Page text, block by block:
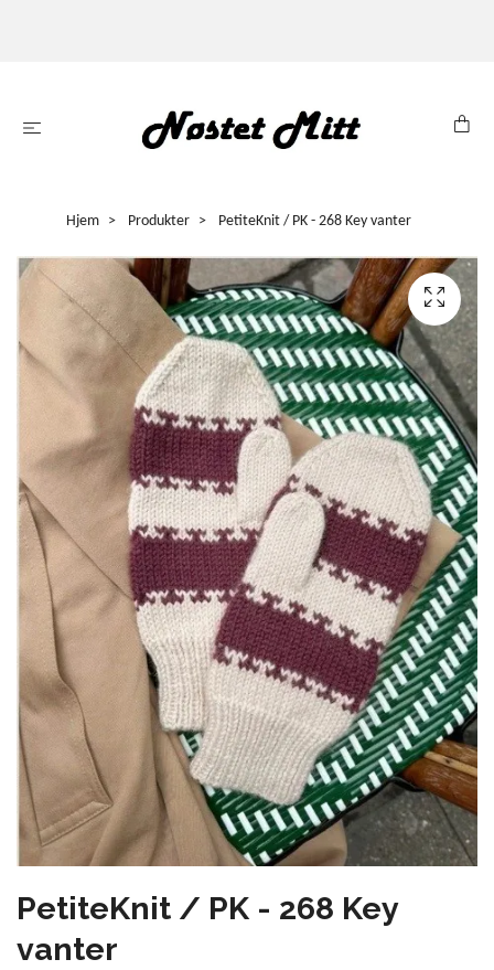
Hjem Produkter PetiteKnit / PK - 268 Key vanter
PetiteKnit / PK - 268 Key
vanter